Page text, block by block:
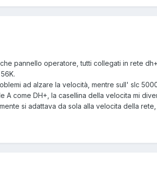
pannello operatore, tutti collegati in rete
ad alzare la velocità, mentre sull' slc
come DH+, la casellina della velocita mi
si adattava da sola alla velocita della